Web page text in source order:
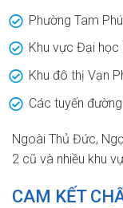
Phường Tam Phú
Khu vực Đại học
Khu đô thị Vạn
Các tuyến
Ngoài Thủ Đức,
2 cũ và nhiều khu
CAM KẾT